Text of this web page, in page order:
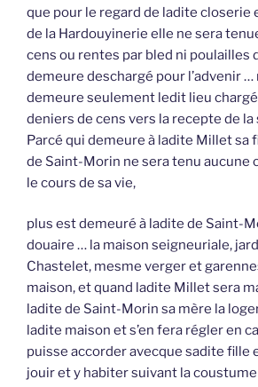
que pour le regard de ladite closerie
de la Hardouyinerie elle ne sera
cens ou rentes par bled ni poulailles
demeure deschargé pour l’advenir
demeure seulement ledit lieu
deniers de cens vers la recepte de
Parcé qui demeure à ladite Millet sa
de Saint-Morin ne sera tenu aucune
le cours de sa vie,
plus est demeuré à ladite de Saint-
douaire … la maison seigneuriale,
Chastelet, mesme verger et
maison, et quand ladite Millet sera
ladite de Saint-Morin sa mère la
ladite maison et s’en fera régler en
puisse accorder avecque sadite fille
jouir et y habiter suivant la coustume